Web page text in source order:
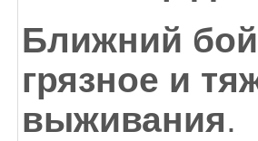
Ближний
грязное и
выживания.